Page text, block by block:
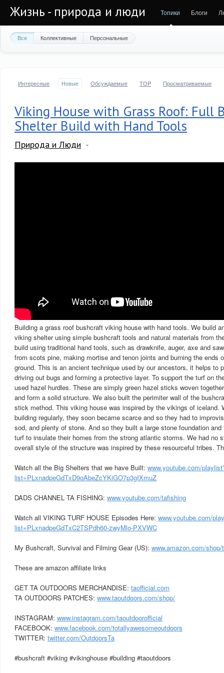
Жизнь - природа и люди Топики Блоги
Все Коллективные Персональные
Интересные Новые Обсуждаемые TOP Просматриваемые
Viking House with Grass Roof: Full
Shelter Build with Hand Tools
Природа и Люди
Building a grass roof bushcraft viking house with hand tools. We build
viking shelter using simple bushcraft tools and natural materials from
build using traditional hand tools, such as drawknife, auger, axe and
from scots pine, making mortise and tenon joints and burning the ends
ground. This is an ancient technique used by our ancestors, it helps to
driving out bugs and forming a protective layer. To support the turf on
used hazel hurdles. These are simply green hazel sticks woven
and form a solid structure. We also built the perimiter wall of the
stick method. This viking house was inspired by the vikings of iceland.
building regularly, they soon became scarce and so they had to
sod, and plenty of stone. And so they built a large stone foundation
turf to insulate their homes from the strong atlantic storms. We had no
overall style of the structure was inspired by these resourceful tribes.
Watch all the Big Shelters that we have Built: www.youtube.com/
list=PLxnadpeGdTxD9oAbeZcYKiGO7p3gIXmuZ
DADS CHANNEL TA FISHING: www.youtube.com/tafishing
Watch all VIKING TURF HOUSE Episodes Here: www.youtube.com/
list=PLxnadpeGdTxC2TSPdh60-zwyMlo-PXVWC
My Bushcraft, Survival and Filming Gear (US): www.amazon.com/
These are amazon affiliate links
GET TA OUTDOORS MERCHANDISE: taofficial.com
TA OUTDOORS PATCHES: www.taoutdoors.com/shop/
INSTAGRAM: www.instagram.com/taoutdoorofficial
FACEBOOK: www.facebook.com/totallyawesomeoutdoors
TWITTER: twitter.com/OutdoorsTa
#bushcraft #viking #vikinghouse #building #taoutdoors